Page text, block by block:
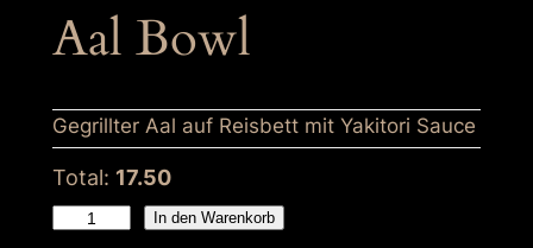
Aal Bowl
Gegrillter Aal auf Reisbett mit Yakitori Sauce
Total: 17.50
In den Warenkorb